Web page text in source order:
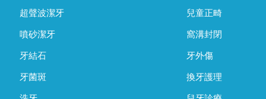
超聲波潔牙
噴砂潔牙
牙結石
牙菌斑
兒童正畸
窩溝封閉
牙外傷
換牙護理